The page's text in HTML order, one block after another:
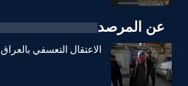
عن المرصد
الاعتقال التعسفي بالعراق